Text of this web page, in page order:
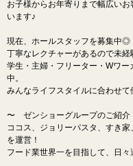
お子様からお年寄りまで幅広い
います♪
現在、ホールスタッフを募集中◎
丁寧なレクチャーがあるので未経
学生・主婦・フリーター・Wワー
中。
みんなライフスタイルに合わせて
〜 ゼンショーグループのご紹
ココス、ジョリーパスタ、すき
を運営！
フード業世界一を目指して、日々